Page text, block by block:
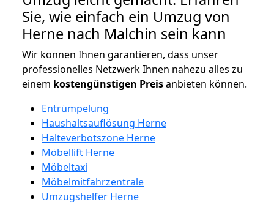
Sie, wie einfach ein Umzug von
Herne nach Malchin sein kann
Wir können Ihnen garantieren, dass unser
professionelles Netzwerk Ihnen nahezu alles zu
einem kostengünstigen Preisanbieten können.
Entrümpelung
Haushaltsauflösung Herne
Halteverbotszone Herne
Möbellift Herne
Möbeltaxi
Möbelmitfahrzentrale
Umzugshelfer Herne